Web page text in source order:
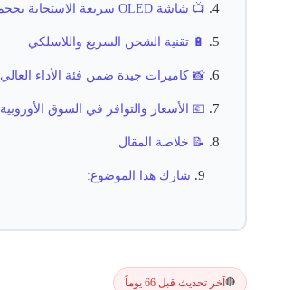
📺 شاشة OLED سريعة الاستجابة بحجم مميز
🔋 تقنية الشحن السريع واللاسلكي
📸 كاميرات جيدة ضمن فئة الأداء العالي
💶 الأسعار والتوافر في السوق الأوروبية
📝 خلاصة المقال
شارك هذا الموضوع:
🔴آخر تحديث قبل 66 يوماً